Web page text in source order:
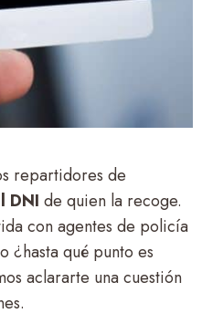
repartidores de
DNI de quien la recoge.
con agentes de policía
¿hasta qué punto es
aclararte una cuestión